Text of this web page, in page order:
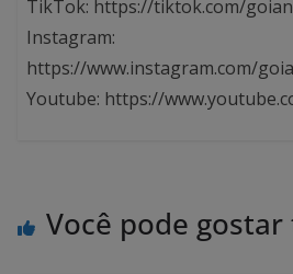
TikTok: https://tiktok.com/
Instagram:
https://www.instagram.com/
Youtube: https://
Você pode